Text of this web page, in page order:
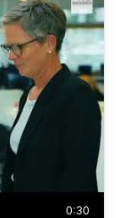
0:30